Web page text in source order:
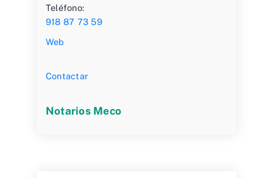
Teléfono:
918 87 73 59
Web
Contactar
Notarios Meco